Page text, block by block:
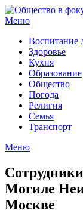
Перейти
к
Меню
Воспитание
Здоровье
Кухня
Образование
Общество
Погода
Религия
Семья
Транспорт
Меню
Могиле
Москве